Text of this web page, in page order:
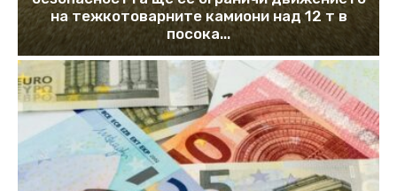
на тежкотоварните камиони над 12 т в
посока...